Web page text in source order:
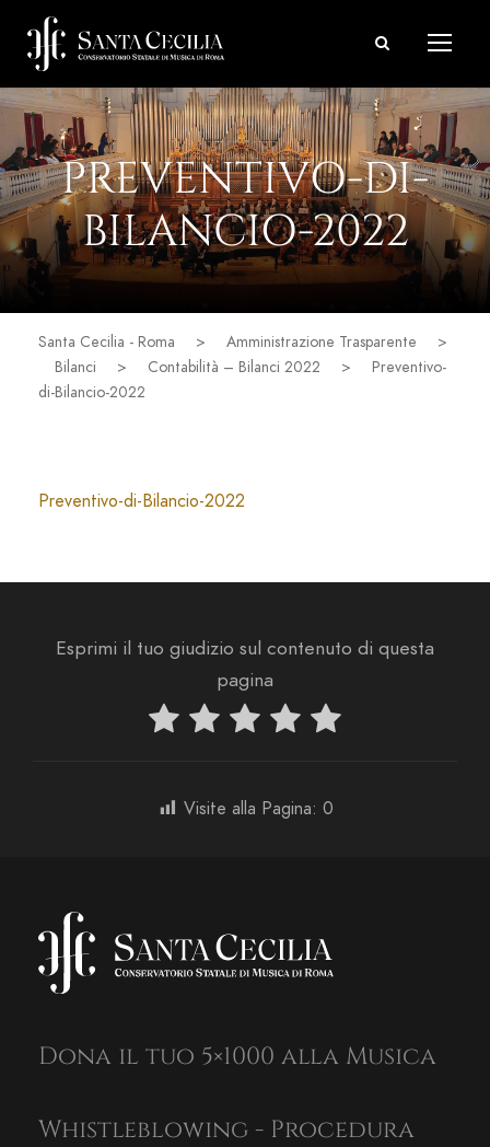
PREVENTIVO-DI-
BILANCIO-2022
Santa Cecilia - Roma > Amministrazione Trasparente
>
Bilanci
> Contabilità – Bilanci 2022 >
Preventivo-
di-Bilancio-2022
Preventivo-di-Bilancio-2022
Esprimi il tuo giudizio sul contenuto di questa
pagina
Visite alla Pagina: 0
Dona il tuo 5×1000 alla Musica
Whistleblowing - Procedura